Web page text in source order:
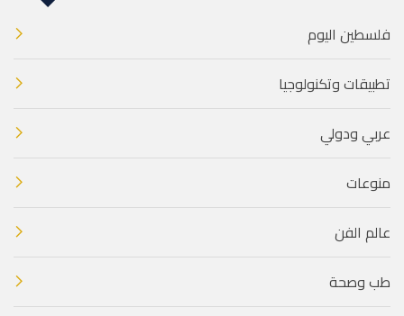
فلسطين اليوم
تطبيقات وتكنولوجيا
عربي ودولي
منوعات
عالم الفن
طب وصحة